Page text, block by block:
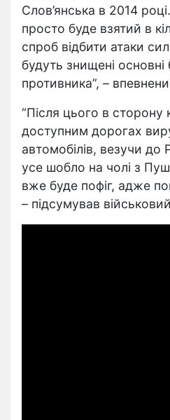
Слов’янська в 2014
просто буде взятий в
спроб відбити атаки
будуть знищені
противника”, –
“Після цього в сторону
доступним дорогах
автомобілів, везучи до
усе шобло на чолі з
вже буде пофіг, адже
– підсумував